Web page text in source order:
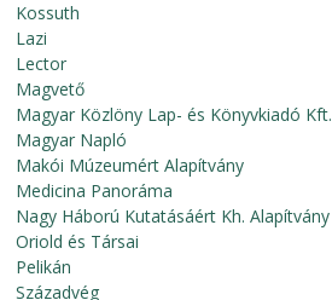
Kossuth
Lazi
Lector
Magvető
Magyar Közlöny Lap- és Könyvkiadó Kft.
Magyar Napló
Makói Múzeumért Alapítvány
Medicina Panoráma
Nagy Háború Kutatásáért Kh. Alapítvány
Oriold és Társai
Pelikán
Századvég